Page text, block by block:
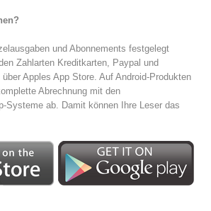
und Abonnements festgelegt
Zahlarten Kreditkarten, Paypal und
Apples App Store. Auf Android-Produkten
Abrechnung mit den
Systeme ab. Damit können Ihre Leser das